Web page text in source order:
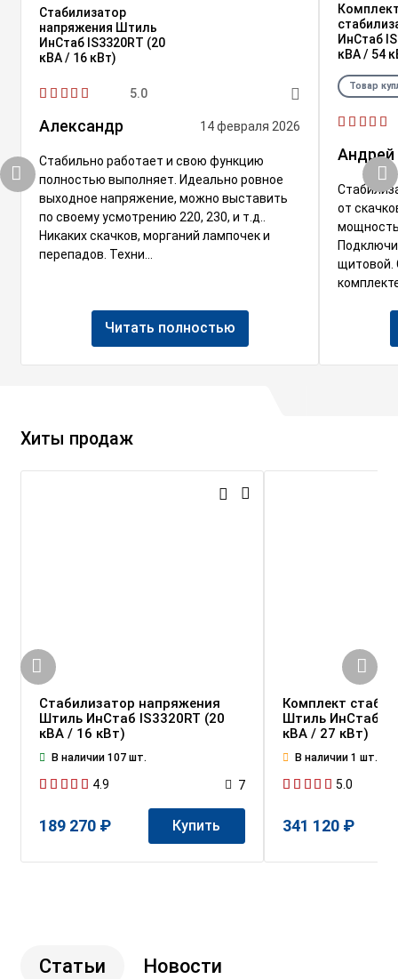
Стабилизатор
напряжения Штиль
ИнСтаб IS3320RT (20
кВА / 16 кВт)
5.0
Александр 14 февраля 2026
Стабильно работает и свою функцию
полностью выполняет. Идеально ровное
выходное напряжение, можно выставить
по своему усмотрению 220, 230, и т.д..
Никаких скачков, морганий лампочек и
перепадов. Техни...
Читать полностью
ИнСтаб
кВА / 54
Товар
Андрей
от
щитовой.
Хиты продаж
Стабилизатор напряжения
Штиль ИнСтаб IS3320RT (20
кВА / 16 кВт)
В наличии 107 шт.
4.9 7
189 270 ₽ Купить
Комплект
Штиль ИнСтаб
кВА / 27 кВт)
В наличии 1 шт.
5.0
341 120 ₽
Статьи Новости